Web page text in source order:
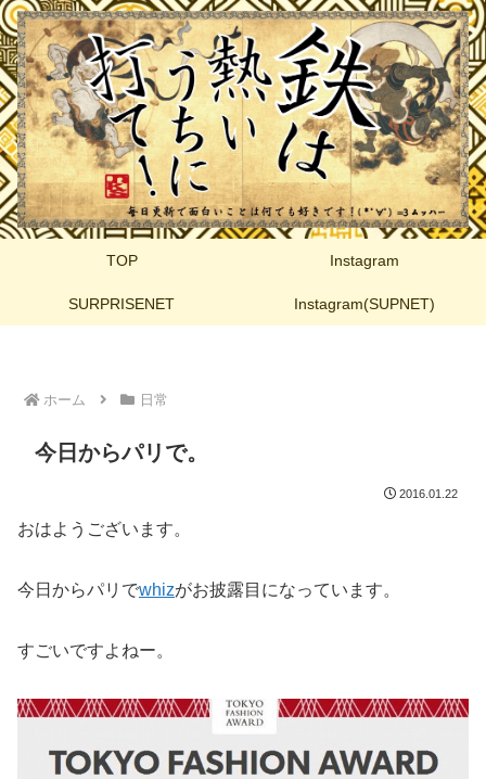
TOP Instagram
SURPRISENET Instagram(SUPNET)
ホーム 日常
今日からパリで。
2016.01.22
おはようございます。
今日からパリでwhizがお披露目になっています。
すごいですよねー。